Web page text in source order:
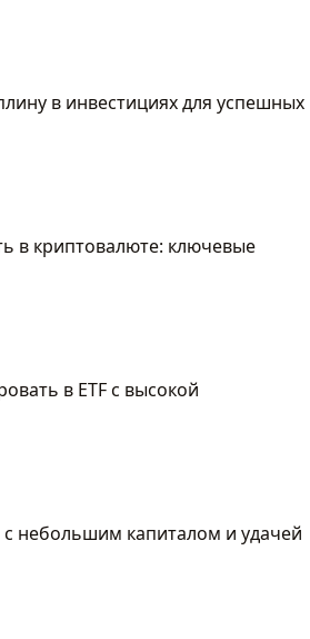
в инвестициях для успешных
в криптовалюте: ключевые
в ETF с высокой
с небольшим капиталом и удачей